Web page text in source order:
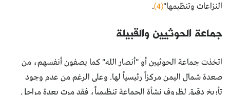
النزاعات وتنظيمها"(4)
.
جماعة الحوثيين والقبيلة
اتخذت جماعة الحوثيين أو "أنصار الله" كما يصفون أنفسهم، من
صعدة شمال اليمن مركزاً رئيسياً لها. وعلى الرغم من عدم وجود
تأريخ دقيق لظروف نشأة الجماعة تنظيمياً، فقد مرت بعدة مراحل